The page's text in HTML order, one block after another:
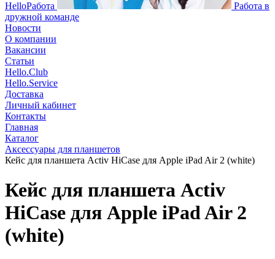
HelloРабота
Работа в
дружной команде
Новости
О компании
Вакансии
Статьи
Hello.Club
Hello.Service
Доставка
Личный кабинет
Контакты
Главная
Каталог
Аксессуары для планшетов
Кейс для планшета Activ HiCase для Apple iPad Air 2 (white)
Кейс для планшета Activ
HiCase для Apple iPad Air 2
(white)